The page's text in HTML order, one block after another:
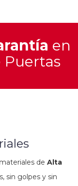
en
Puertas
de Alta
sin golpes y sin